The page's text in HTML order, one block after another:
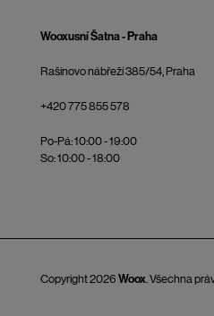
Wooxusní Šatna - Praha
Rašínovo nábřeží 385/54, Praha
+420 775 855 578
Po-Pá: 10:00 - 19:00
So: 10:00 - 18:00
Copyright 2026 Woox. Všechna